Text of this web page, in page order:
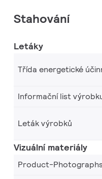
Stahování
Letáky
Třída energetické
Informační list
Leták výrobků
Vizuální materiály
Product-